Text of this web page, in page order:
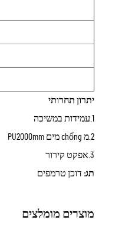
יתרון תחרותי
1.עמידות במשיכה
2.מ chống מים PU2000mm
3.אפקט קירור
תג: דוכן טרמפים
מוצרים מומלצים